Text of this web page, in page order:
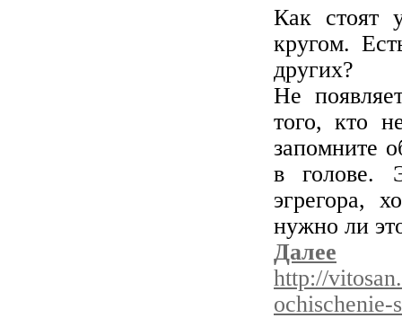
Как стоят
кругом.
других?
Не
того, кто
запомните
в голове.
эгрегора,
нужно ли
Далее
http://
ochischenie-